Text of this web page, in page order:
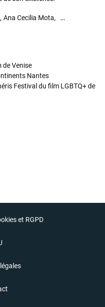
Ana Cecilia Mota Manolo Herrera
de Venise
Nantes
Festival du film LGBTQ+ de
et RGPD